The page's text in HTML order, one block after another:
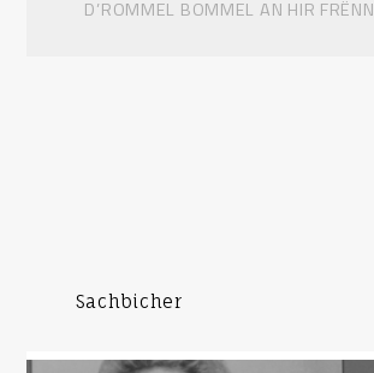
D’ROMMEL BOMMEL AN HIR FRËNN
Sachbicher